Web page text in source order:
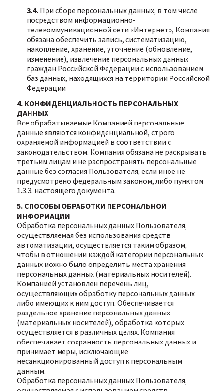
3.4. При сборе персональных данных, в том числе
посредством информационно-
телекоммуникационной сети «Интернет», Компания
обязана обеспечить запись, систематизацию,
накопление, хранение, уточнение (обновление,
изменение), извлечение персональных данных
граждан Российской Федерации с использованием
баз данных, находящихся на территории Российской
Федерации
4. КОНФИДЕНЦИАЛЬНОСТЬ ПЕРСОНАЛЬНЫХ
ДАННЫХ
Все обрабатываемые Компанией персональные
данные являются конфиденциальной, строго
охраняемой информацией в соответствии с
законодательством. Компания обязана не раскрывать
третьим лицам и не распространять персональные
данные без согласия Пользователя, если иное не
предусмотрено федеральным законом, либо пунктом
1.3.3. настоящего документа.
5. СПОСОБЫ ОБРАБОТКИ ПЕРСОНАЛЬНОЙ
ИНФОРМАЦИИ
Обработка персональных данных Пользователя,
осуществляемая без использования средств
автоматизации, осуществляется таким образом,
чтобы в отношении каждой категории персональных
данных можно было определить места хранения
персональных данных (материальных носителей).
Компанией установлен перечень лиц,
осуществляющих обработку персональных данных
либо имеющих к ним доступ. Обеспечивается
раздельное хранение персональных данных
(материальных носителей), обработка которых
осуществляется в различных целях. Компания
обеспечивает сохранность персональных данных и
принимает меры, исключающие
несанкционированный доступ к персональным
данным.
Обработка персональных данных Пользователя,